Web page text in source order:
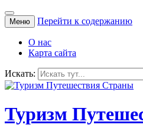
Меню Перейти к содержанию
О нас
Карта сайта
Искать:
Туризм